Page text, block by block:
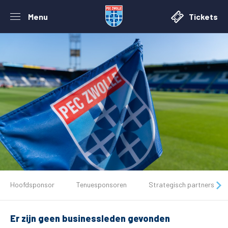
Menu Tickets
Tickets
Matchdays
Hoofdsponsor Tenuesponsoren Strategisch partners
Er zijn geen businessleden gevonden